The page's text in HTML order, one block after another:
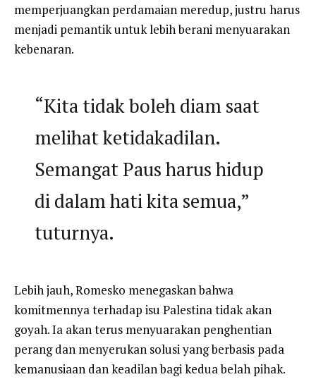
memperjuangkan perdamaian meredup, justru harus
menjadi pemantik untuk lebih berani menyuarakan
kebenaran.
“Kita tidak boleh diam saat
melihat ketidakadilan.
Semangat Paus harus hidup
di dalam hati kita semua,”
tuturnya.
Lebih jauh, Romesko menegaskan bahwa
komitmennya terhadap isu Palestina tidak akan
goyah. Ia akan terus menyuarakan penghentian
perang dan menyerukan solusi yang berbasis pada
kemanusiaan dan keadilan bagi kedua belah pihak.